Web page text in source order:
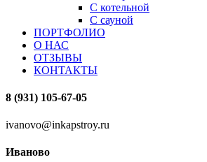
С котельной
С сауной
ПОРТФОЛИО
О НАС
ОТЗЫВЫ
КОНТАКТЫ
8 (931) 105-67-05
ivanovo@inkapstroy.ru
Иваново